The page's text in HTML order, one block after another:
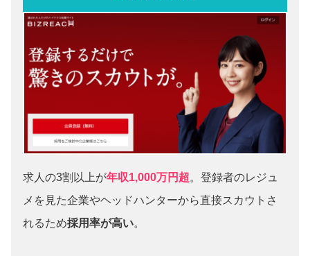
求人の3割以上が年収1,000万円超。登録者のレジュ
メを見た企業やヘッドハンターから直接スカウトさ
れるため採用率が高い。